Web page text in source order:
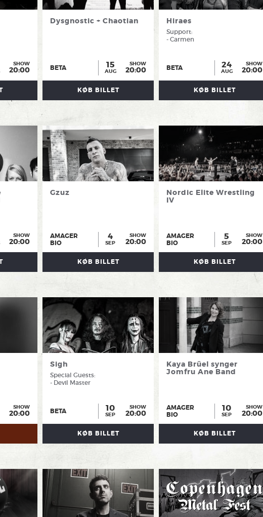
SHOW
20:00
Dysgnostic + Chaotian
BETA 15
AUG
SHOW
20:00
KØB BILLET
Hiraes
Support:
- Carmen
BETA 24
AUG
SHOW
20:00
KØB BILLET
SHOW
20:00
Gzuz
AMAGER
BIO
4
SEP
SHOW
20:00
KØB BILLET
Nordic Elite Wrestling
IV
AMAGER
BIO
5
SEP
SHOW
20:00
KØB BILLET
SHOW
20:00
Sigh
Special Guests:
- Devil Master
BETA 10
SEP
SHOW
20:00
KØB BILLET
Kaya Brüel synger
Jomfru Ane Band
AMAGER
BIO
10
SEP
SHOW
20:00
KØB BILLET